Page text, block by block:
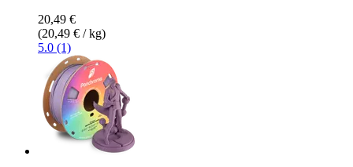
20,49 €
(20,49 € / kg)
5.0 (1)